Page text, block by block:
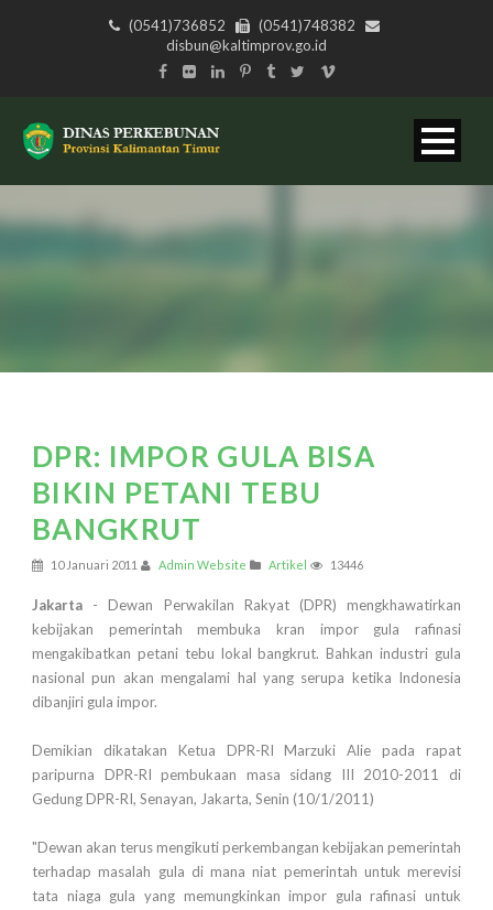
(0541)736852
(0541)748382
disbun@kaltimprov.go.id
DPR: IMPOR GULA BISA
BIKIN PETANI TEBU
BANGKRUT
10 Januari 2011 Admin Website Artikel 13446
Jakarta - Dewan Perwakilan Rakyat (DPR) mengkhawatirkan
kebijakan pemerintah membuka kran impor gula rafinasi
mengakibatkan petani tebu lokal bangkrut. Bahkan industri gula
nasional pun akan mengalami hal yang serupa ketika Indonesia
dibanjiri gula impor.
Demikian dikatakan Ketua DPR-RI Marzuki Alie pada rapat
paripurna DPR-RI pembukaan masa sidang III 2010-2011 di
Gedung DPR-RI, Senayan, Jakarta, Senin (10/1/2011)
"Dewan akan terus mengikuti perkembangan kebijakan pemerintah
terhadap masalah gula di mana niat pemerintah untuk merevisi
tata niaga gula yang memungkinkan impor gula rafinasi untuk